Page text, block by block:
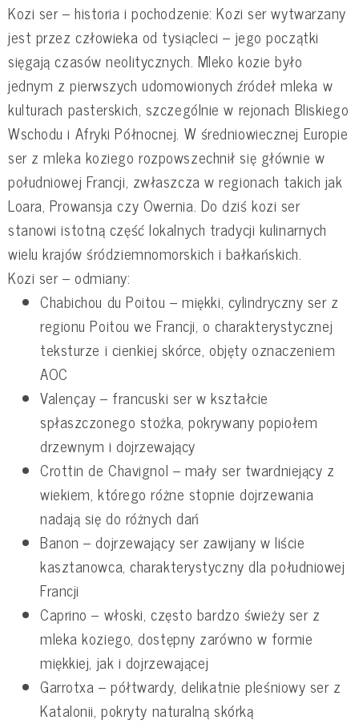
Kozi ser – historia i pochodzenie: Kozi ser wytwarzany
jest przez człowieka od tysiącleci – jego początki
sięgają czasów neolitycznych. Mleko kozie było
jednym z pierwszych udomowionych źródeł mleka w
kulturach pasterskich, szczególnie w rejonach Bliskiego
Wschodu i Afryki Północnej. W średniowiecznej Europie
ser z mleka koziego rozpowszechnił się głównie w
południowej Francji, zwłaszcza w regionach takich jak
Loara, Prowansja czy Owernia. Do dziś kozi ser
stanowi istotną część lokalnych tradycji kulinarnych
wielu krajów śródziemnomorskich i bałkańskich.
Kozi ser – odmiany:
Chabichou du Poitou – miękki, cylindryczny ser z
regionu Poitou we Francji, o charakterystycznej
teksturze i cienkiej skórce, objęty oznaczeniem
AOC
Valençay – francuski ser w kształcie
spłaszczonego stożka, pokrywany popiołem
drzewnym i dojrzewający
Crottin de Chavignol – mały ser twardniejący z
wiekiem, którego różne stopnie dojrzewania
nadają się do różnych dań
Banon – dojrzewający ser zawijany w liście
kasztanowca, charakterystyczny dla południowej
Francji
Caprino – włoski, często bardzo świeży ser z
mleka koziego, dostępny zarówno w formie
miękkiej, jak i dojrzewającej
Garrotxa – półtwardy, delikatnie pleśniowy ser z
Katalonii, pokryty naturalną skórką